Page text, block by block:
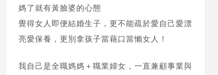
媽了就有黃臉婆的心態
覺得女人即便結婚生子，更不能疏於愛自己愛漂
亮愛保養，更別拿孩子當藉口當懶女人！
我自己是全職媽媽＋職業婦女，一直兼顧事業與